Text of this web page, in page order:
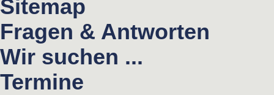
Sitemap
Fragen & Antworten
Wir suchen ...
Termine